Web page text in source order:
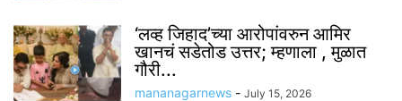
‘लव्ह जिहाद’च्या आरोपांवरुन आमिर
खानचं सडेतोड उत्तर; म्हणाला , मुळात
गौरी...
mananagarnews - July 15, 2026